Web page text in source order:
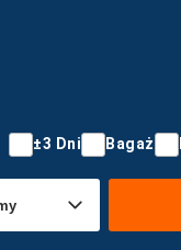
±3 Dni Bagaż